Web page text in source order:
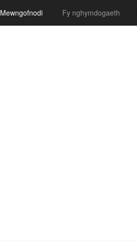
Mewngofnodi Fy nghymdogaeth